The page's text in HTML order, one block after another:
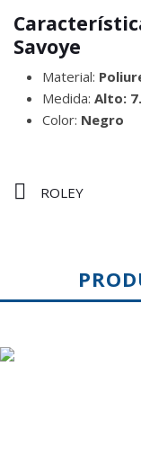
Savoye
Material:
Medida: Alto:
Color: Negro
ROLEY